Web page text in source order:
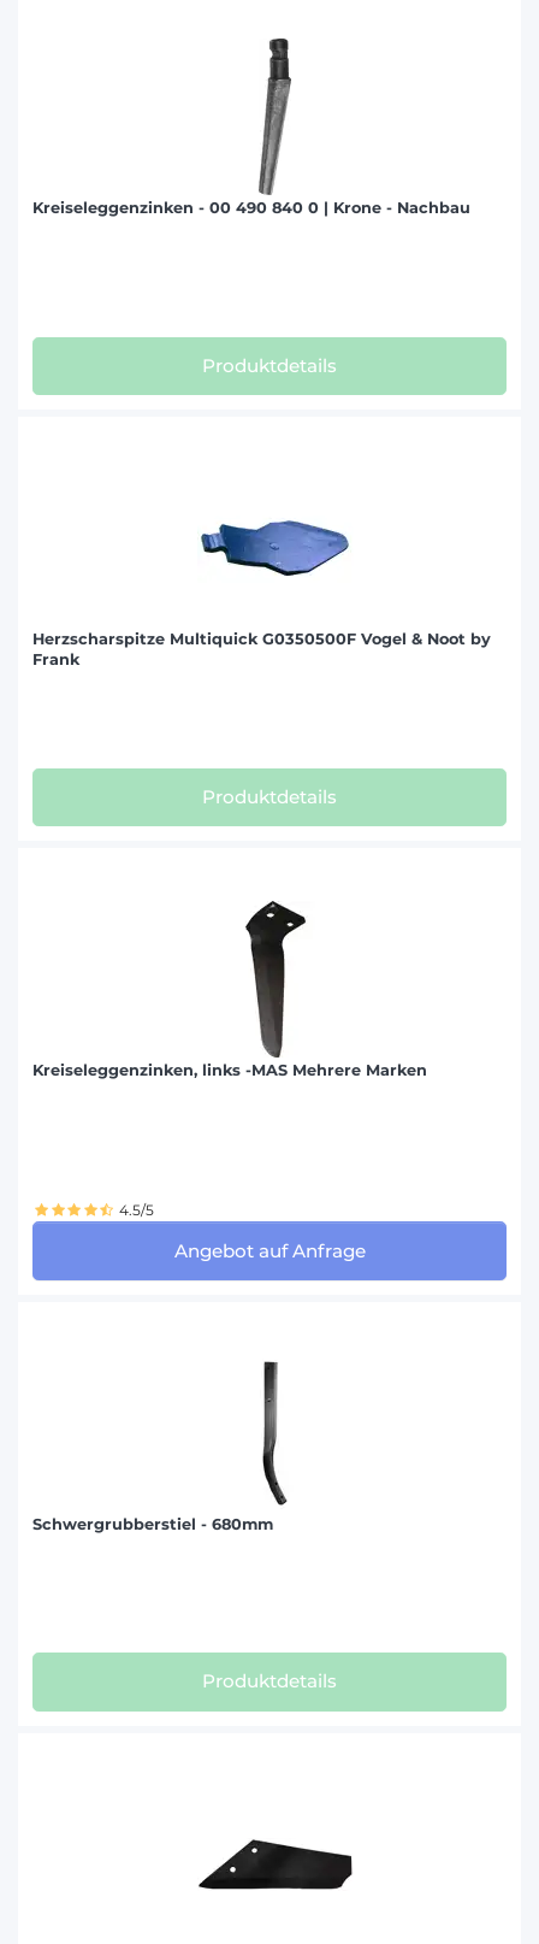
Kreiseleggenzinken - 00 490 840 0 | Krone - Nachbau
Produktdetails
Herzscharspitze Multiquick G0350500F Vogel & Noot by
Frank
Produktdetails
Kreiseleggenzinken, links -MAS Mehrere Marken
4.5/5
Angebot auf Anfrage
Schwergrubberstiel - 680mm
Produktdetails